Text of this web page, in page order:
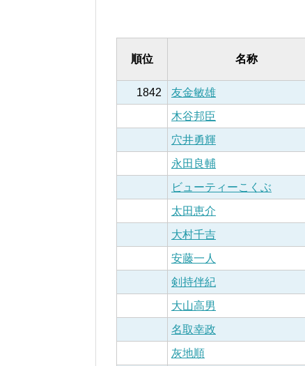
順位 名称
1842
友金敏雄
木谷邦臣
穴井勇輝
永田良輔
ビューティーこくぶ
太田恵介
大村千吉
安藤一人
剣持伴紀
大山高男
名取幸政
灰地順